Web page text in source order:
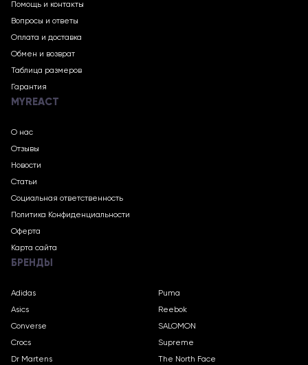
Помощь и контакты
Вопросы и ответы
Оплата и доставка
Обмен и возврат
Таблица размеров
Гарантия
MYREACT
О нас
Отзывы
Новости
Статьи
Социальная ответственность
Политика Конфиденциальности
Оферта
Карта сайта
БРЕНДЫ
Adidas
Asics
Converse
Crocs
Dr Martens
Puma
Reebok
SALOMON
Supreme
The North Face